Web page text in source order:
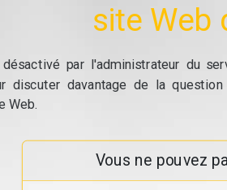
site Web
par l'administrateur du
discuter davantage de la
Web.
Vous ne pouvez